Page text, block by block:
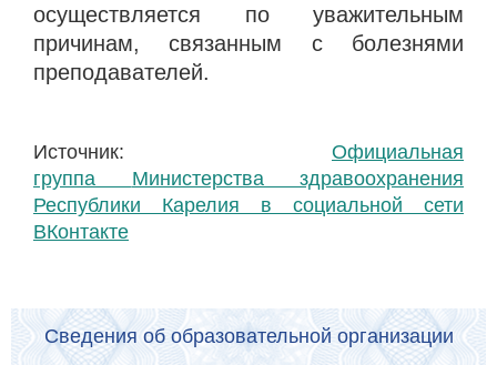
осуществляется по уважительным
причинам, связанным с болезнями
преподавателей.
Источник: Официальная
группа Министерства здравоохранения
Республики Карелия в социальной сети
ВКонтакте
Сведения об образовательной организации